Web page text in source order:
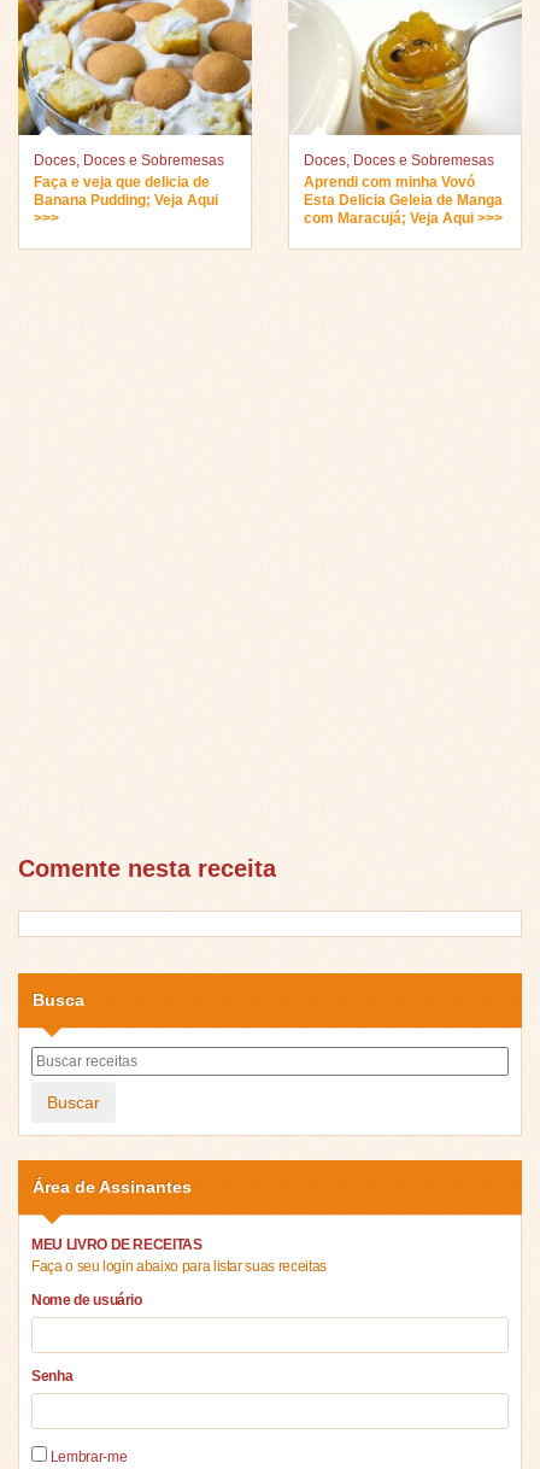
Doces Doces e Sobremesas
Faça e veja que delicia de
Banana Pudding; Veja Aqui
>>>
Doces Doces e Sobremesas
Aprendi com minha Vovó
Esta Delicia Geleia de Manga
com Maracujá; Veja Aqui >>>
Comente nesta receita
Busca
Buscar
Área de Assinantes
MEU LIVRO DE RECEITAS
Faça o seu login abaixo para listar suas receitas
Nome de usuário
Senha
Lembrar-me